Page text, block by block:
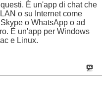
È un'app di chat che
o su Internet come
o WhatsApp o ad
È un'app per Windows
e Linux.